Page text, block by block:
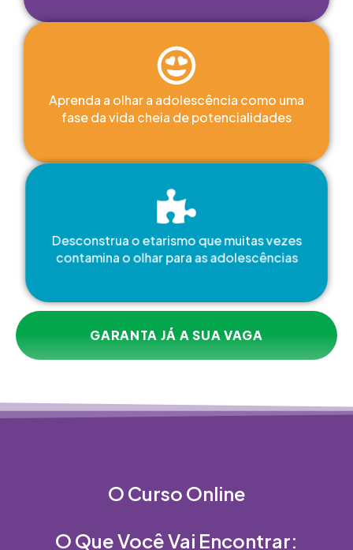
Aprenda a olhar a adolescência como uma
fase da vida cheia de potencialidades
Desconstrua o etarismo que muitas vezes
contamina o olhar para as adolescências
GARANTA JÁ A SUA VAGA
O Curso Online
O Que Você Vai Encontrar: